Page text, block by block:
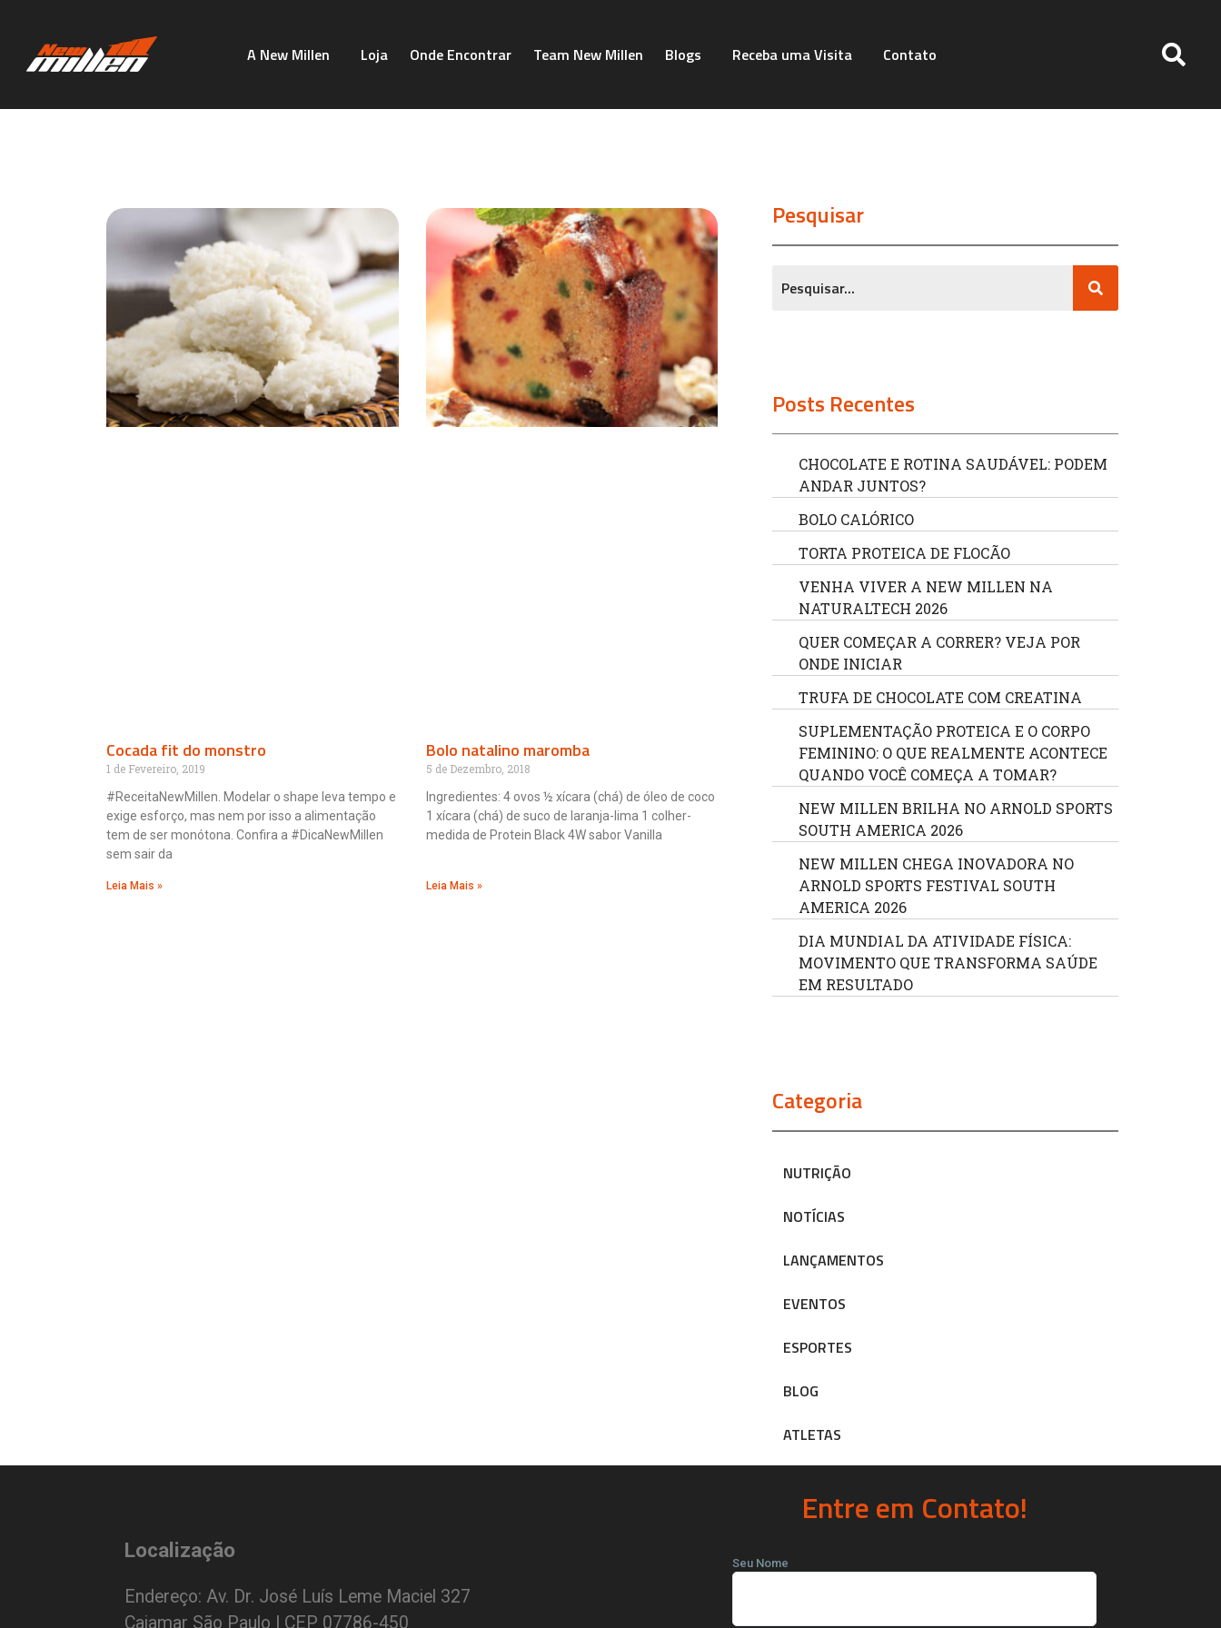
A New Millen Loja Onde Encontrar Team New Millen Blogs Receba uma Visita Contato
Cocada fit do monstro
1 de Fevereiro, 2019
#ReceitaNewMillen. Modelar o shape leva tempo e
exige esforço, mas nem por isso a alimentação
tem de ser monótona. Confira a #DicaNewMillen
sem sair da
Leia Mais »
Bolo natalino maromba
5 de Dezembro, 2018
Ingredientes: 4 ovos ½ xícara (chá) de óleo de coco
1 xícara (chá) de suco de laranja-lima 1 colher-
medida de Protein Black 4W sabor Vanilla
Leia Mais »
Pesquisar
Posts Recentes
CHOCOLATE E ROTINA SAUDÁVEL: PODEM
ANDAR JUNTOS?
BOLO CALÓRICO
TORTA PROTEICA DE FLOCÃO
VENHA VIVER A NEW MILLEN NA
NATURALTECH 2026
QUER COMEÇAR A CORRER? VEJA POR
ONDE INICIAR
TRUFA DE CHOCOLATE COM CREATINA
SUPLEMENTAÇÃO PROTEICA E O CORPO
FEMININO: O QUE REALMENTE ACONTECE
QUANDO VOCÊ COMEÇA A TOMAR?
NEW MILLEN BRILHA NO ARNOLD SPORTS
SOUTH AMERICA 2026
NEW MILLEN CHEGA INOVADORA NO
ARNOLD SPORTS FESTIVAL SOUTH
AMERICA 2026
DIA MUNDIAL DA ATIVIDADE FÍSICA:
MOVIMENTO QUE TRANSFORMA SAÚDE
EM RESULTADO
Categoria
NUTRIÇÃO
NOTÍCIAS
LANÇAMENTOS
EVENTOS
ESPORTES
BLOG
ATLETAS
Localização
Endereço: Av. Dr. José Luís Leme Maciel 327
Cajamar São Paulo | CEP 07786-450
Entre em Contato!
Seu Nome